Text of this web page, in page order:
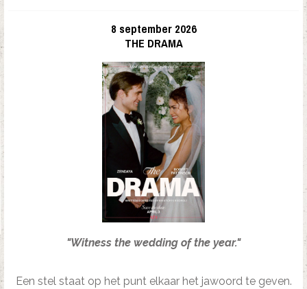
8 september 2026
THE DRAMA
"Witness the wedding of the year."
Een stel staat op het punt elkaar het jawoord te geven.